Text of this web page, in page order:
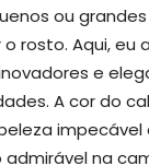
ou
rosto. Aqui, eu
e
A cor do
na